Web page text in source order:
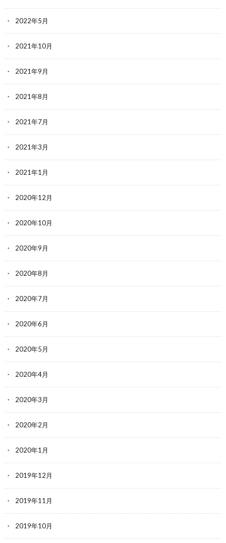
2022年5月
2021年10月
2021年9月
2021年8月
2021年7月
2021年3月
2021年1月
2020年12月
2020年10月
2020年9月
2020年8月
2020年7月
2020年6月
2020年5月
2020年4月
2020年3月
2020年2月
2020年1月
2019年12月
2019年11月
2019年10月